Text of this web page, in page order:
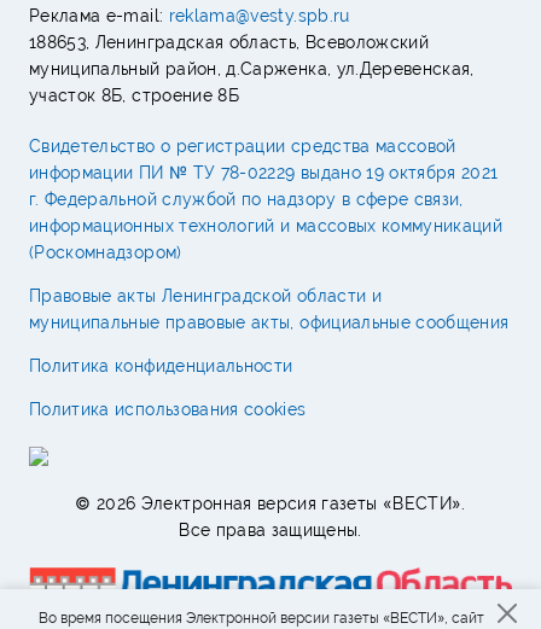
Реклама e-mail: reklama@vesty.spb.ru
188653, Ленинградская область, Всеволожский
муниципальный район, д.Сарженка, ул.Деревенская,
участок 8Б, строение 8Б
Свидетельство о регистрации средства массовой
информации ПИ № ТУ 78-02229 выдано 19 октября 2021
г. Федеральной службой по надзору в сфере связи,
информационных технологий и массовых коммуникаций
(Роскомнадзором)
Правовые акты Ленинградской области и
муниципальные правовые акты, официальные сообщения
Политика конфиденциальности
Политика использования cookies
© 2026 Электронная версия газеты «ВЕСТИ».
Все права защищены.
Во время посещения Электронной версии газеты «ВЕСТИ», сайт